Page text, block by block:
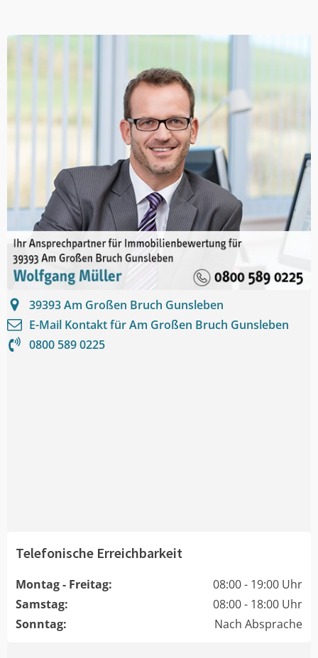
39393Am Großen Bruch Gunsleben
E-Mail Kontakt fürAm Großen Bruch Gunsleben
0800 589 0225
Telefonische Erreichbarkeit
Montag - Freitag:
08:00 - 19:00 Uhr
Samstag:
08:00 - 18:00 Uhr
Sonntag:
Nach Absprache